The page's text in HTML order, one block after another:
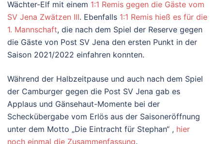
Wächter-Elf mit einem 1:1 Remis gegen die Gäste vom
SV Jena Zwätzen III. Ebenfalls 1:1 Remis hieß es für die
1. Mannschaft, die nach dem Spiel der Reserve gegen
die Gäste von Post SV Jena den ersten Punkt in der
Saison 2021/2022 einfahren konnten.
Während der Halbzeitpause und auch nach dem Spiel
der Camburger gegen die Post SV Jena gab es
Applaus und Gänsehaut-Momente bei der
Scheckübergabe vom Erlös aus der Saisoneröffnung
unter dem Motto „Die Eintracht für Stephan“ , hier
noch einmal die Zusammenfassung.